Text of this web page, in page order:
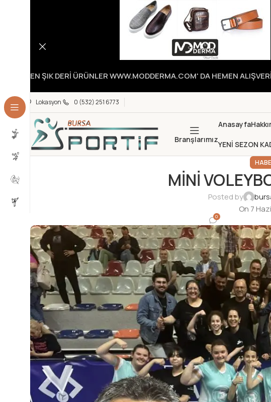
Lokasyon 0 (532) 251 6773
Branşlarımız
Anasayfa
YENİ SEZON
MİNİ
Posted by
On 7
0
EN ŞIK DERİ ÜRÜNLER WWW.MODDERMA.COM' DA HEMEN